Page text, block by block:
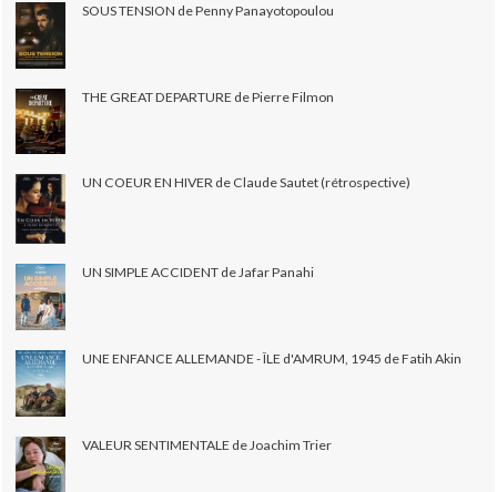
SOUS TENSION de Penny Panayotopoulou
THE GREAT DEPARTURE de Pierre Filmon
UN COEUR EN HIVER de Claude Sautet (rétrospective)
UN SIMPLE ACCIDENT de Jafar Panahi
UNE ENFANCE ALLEMANDE - ÎLE d'AMRUM, 1945 de Fatih Akin
VALEUR SENTIMENTALE de Joachim Trier